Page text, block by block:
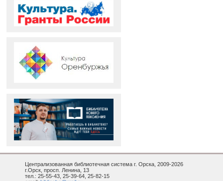
Централизованная библиотечная система г. Орска, 2009-2026
г.Орск, просп. Ленина, 13
тел.: 25-55-43, 25-39-64, 25-82-15